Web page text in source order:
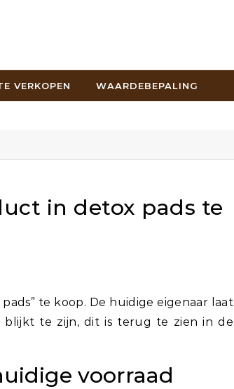
VERKOPEN WAARDEBEPALING
in detox pads te
te zijn, dit is terug te zien in de
voorraad